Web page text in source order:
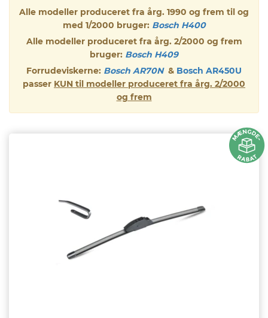
Alle modeller produceret fra årg. 1990 og frem til og
med 1/2000 bruger: Bosch H400
Alle modeller produceret fra årg. 2/2000 og frem
bruger: Bosch H409
Forrudeviskerne: Bosch AR70N& Bosch AR450U
passer KUN til modeller produceret fra årg. 2/2000
og frem